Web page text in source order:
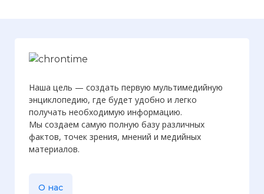
Наша цель — создать первую мультимедийную
энциклопедию, где будет удобно и легко
получать необходимую информацию.
Мы создаем самую полную базу различных
фактов, точек зрения, мнений и медийных
материалов.
О нас